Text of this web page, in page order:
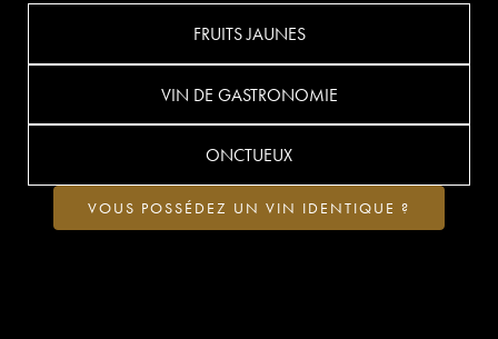
FRUITS JAUNES
VIN DE GASTRONOMIE
ONCTUEUX
VOUS POSSÉDEZ UN VIN IDENTIQUE ?